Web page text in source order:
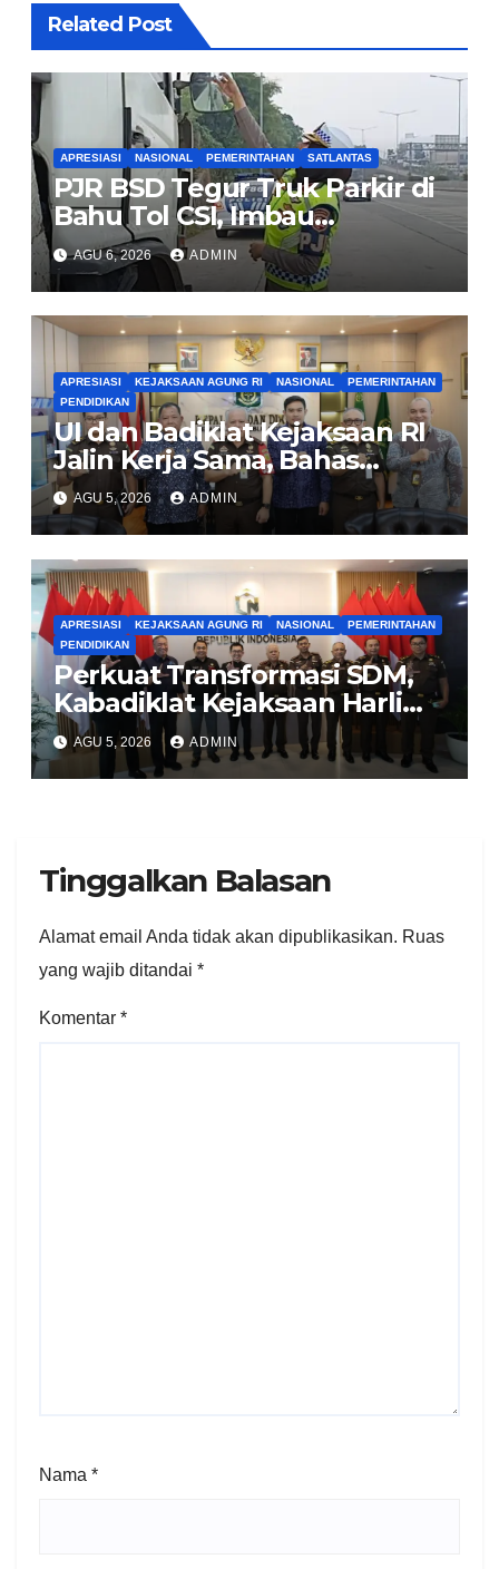
Related Post
APRESIASI NASIONAL PEMERINTAHAN SATLANTAS
PJR BSD Tegur Truk Parkir di
Bahu Tol CSI, Imbau
Pengendara Tertib
AGU 6, 2026 ADMIN
APRESIASI KEJAKSAAN AGUNG RI NASIONAL
PEMERINTAHAN
PENDIDIKAN
UI dan Badiklat Kejaksaan RI
Jalin Kerja Sama, Bahas
Pembentukan Pusat Studi
Kajian Kejaksaan
AGU 5, 2026 ADMIN
APRESIASI KEJAKSAAN AGUNG RI NASIONAL
PEMERINTAHAN
PENDIDIKAN
Perkuat Transformasi SDM,
Kabadiklat Kejaksaan Harli
Siregar Jalin Sinergi dengan
LAN RI
AGU 5, 2026 ADMIN
Tinggalkan Balasan
Alamat email Anda tidak akan dipublikasikan. Ruas
yang wajib ditandai *
Komentar *
Nama *